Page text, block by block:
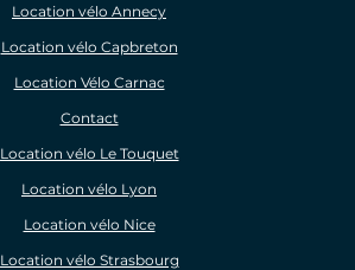
Location vélo Annecy
Location vélo Capbreton
Location Vélo Carnac
Contact
Location vélo Le Touquet
Location vélo Lyon
Location vélo Nice
Location vélo Strasbourg